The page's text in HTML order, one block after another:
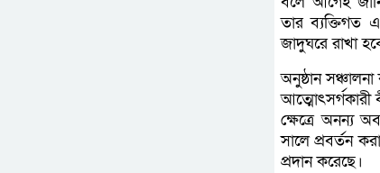
তার ব্যক্তিগত
জাদুঘরে রাখা
অনুষ্ঠান
আত্মোৎসর্গকারী
ক্ষেত্রে অনন্য
সালে প্রবর্তন
প্রদান করেছে।